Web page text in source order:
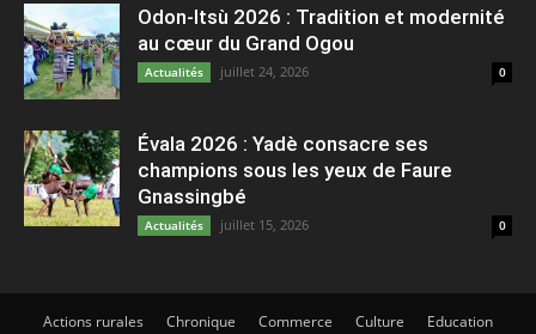
Odon-Itsù 2026 : Tradition et modernité
au cœur du Grand Ogou
Actualités juillet 24, 2026 0
Évala 2026 : Yadè consacre ses
champions sous les yeux de Faure
Gnassingbé
Actualités juillet 15, 2026 0
Actions rurales Chronique Commerce Culture Education